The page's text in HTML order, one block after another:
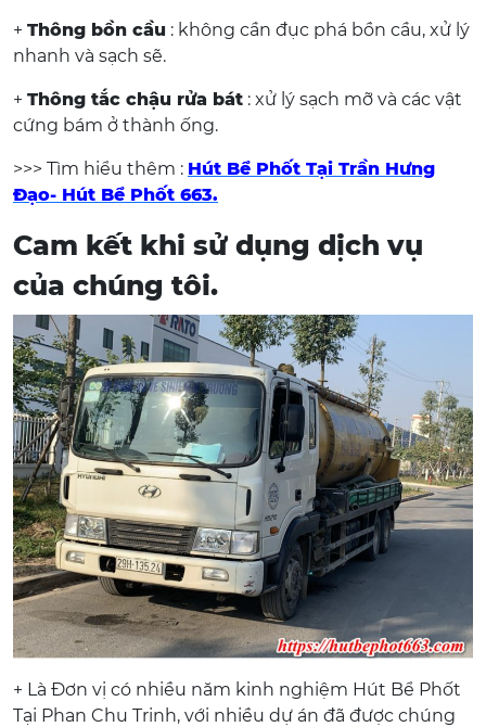
+ Thông bồn cầu : không cần đục phá bồn cầu, xử lý
nhanh và sạch sẽ.
+ Thông tắc chậu rửa bát : xử lý sạch mỡ và các vật
cứng bám ở thành ống.
>>> Tìm hiểu thêm : Hút Bể Phốt Tại Trần Hưng
Đạo- Hút Bể Phốt 663.
Cam kết khi sử dụng dịch vụ
của chúng tôi.
+ Là Đơn vị có nhiều năm kinh nghiệm Hút Bể Phốt
Tại Phan Chu Trinh, với nhiều dự án đã được chúng